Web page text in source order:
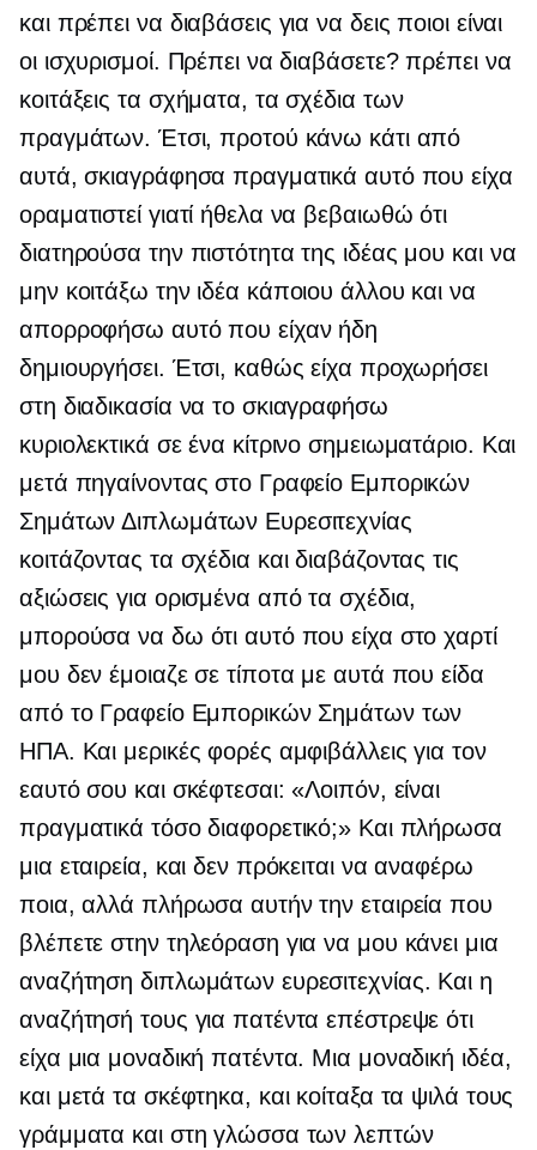
και πρέπει να διαβάσεις για να δεις ποιοι είναι
οι ισχυρισμοί. Πρέπει να διαβάσετε? πρέπει να
κοιτάξεις τα σχήματα, τα σχέδια των
πραγμάτων. Έτσι, προτού κάνω κάτι από
αυτά, σκιαγράφησα πραγματικά αυτό που είχα
οραματιστεί γιατί ήθελα να βεβαιωθώ ότι
διατηρούσα την πιστότητα της ιδέας μου και να
μην κοιτάξω την ιδέα κάποιου άλλου και να
απορροφήσω αυτό που είχαν ήδη
δημιουργήσει. Έτσι, καθώς είχα προχωρήσει
στη διαδικασία να το σκιαγραφήσω
κυριολεκτικά σε ένα κίτρινο σημειωματάριο. Και
μετά πηγαίνοντας στο Γραφείο Εμπορικών
Σημάτων Διπλωμάτων Ευρεσιτεχνίας
κοιτάζοντας τα σχέδια και διαβάζοντας τις
αξιώσεις για ορισμένα από τα σχέδια,
μπορούσα να δω ότι αυτό που είχα στο χαρτί
μου δεν έμοιαζε σε τίποτα με αυτά που είδα
από το Γραφείο Εμπορικών Σημάτων των
ΗΠΑ. Και μερικές φορές αμφιβάλλεις για τον
εαυτό σου και σκέφτεσαι: «Λοιπόν, είναι
πραγματικά τόσο διαφορετικό;» Και πλήρωσα
μια εταιρεία, και δεν πρόκειται να αναφέρω
ποια, αλλά πλήρωσα αυτήν την εταιρεία που
βλέπετε στην τηλεόραση για να μου κάνει μια
αναζήτηση διπλωμάτων ευρεσιτεχνίας. Και η
αναζήτησή τους για πατέντα επέστρεψε ότι
είχα μια μοναδική πατέντα. Μια μοναδική ιδέα,
και μετά τα σκέφτηκα, και κοίταξα τα ψιλά τους
γράμματα και στη γλώσσα των λεπτών